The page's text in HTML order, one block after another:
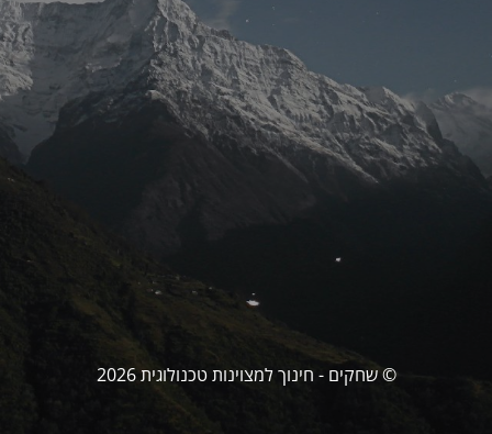
© שחקים - חינוך למצוינות טכנולוגית 2026